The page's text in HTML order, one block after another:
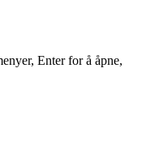
Enter for å åpne,